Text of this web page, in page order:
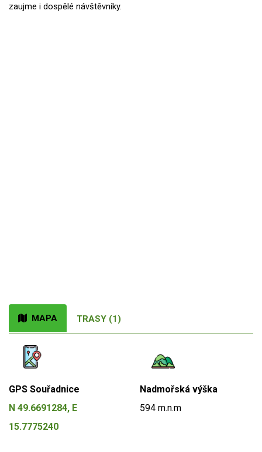
zaujme i dospělé návštěvníky.
MAPA TRASY (1)
GPS Souřadnice
N 49.6691284, E
15.7775240
Nadmořská výška
594 m.n.m